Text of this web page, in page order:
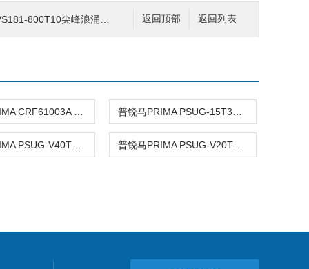
返回列表
返回顶部
800T10尖峰浪涌发生器